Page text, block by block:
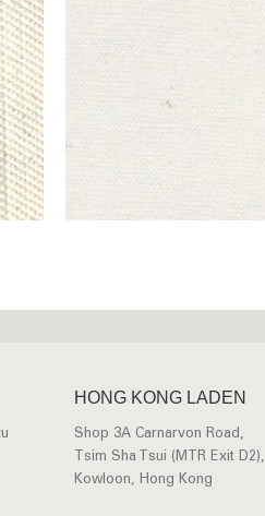
HONG KONG LADEN
Shop 3A Carnarvon Road,
Tsim Sha Tsui (MTR Exit D2),
Kowloon, Hong Kong